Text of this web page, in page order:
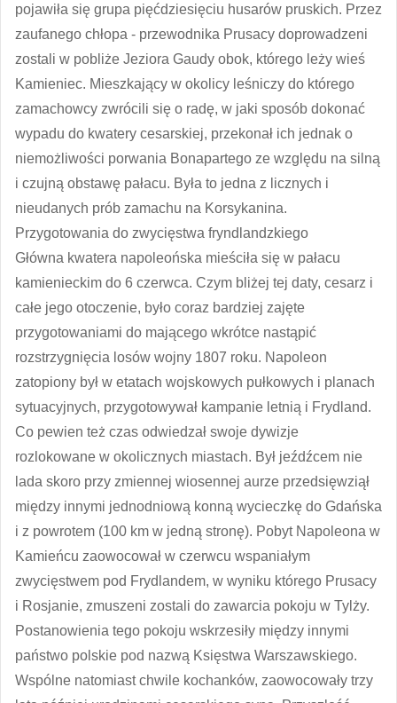
pojawiła się grupa pięćdziesięciu husarów pruskich. Przez
zaufanego chłopa - przewodnika Prusacy doprowadzeni
zostali w pobliże Jeziora Gaudy obok, którego leży wieś
Kamieniec. Mieszkający w okolicy leśniczy do którego
zamachowcy zwrócili się o radę, w jaki sposób dokonać
wypadu do kwatery cesarskiej, przekonał ich jednak o
niemożliwości porwania Bonapartego ze względu na silną
i czujną obstawę pałacu. Była to jedna z licznych i
nieudanych prób zamachu na Korsykanina.
Przygotowania do zwycięstwa fryndlandzkiego
Główna kwatera napoleońska mieściła się w pałacu
kamienieckim do 6 czerwca. Czym bliżej tej daty, cesarz i
całe jego otoczenie, było coraz bardziej zajęte
przygotowaniami do mającego wkrótce nastąpić
rozstrzygnięcia losów wojny 1807 roku. Napoleon
zatopiony był w etatach wojskowych pułkowych i planach
sytuacyjnych, przygotowywał kampanie letnią i Frydland.
Co pewien też czas odwiedzał swoje dywizje
rozlokowane w okolicznych miastach. Był jeźdźcem nie
lada skoro przy zmiennej wiosennej aurze przedsięwziął
między innymi jednodniową konną wycieczkę do Gdańska
i z powrotem (100 km w jedną stronę). Pobyt Napoleona w
Kamieńcu zaowocował w czerwcu wspaniałym
zwycięstwem pod Frydlandem, w wyniku którego Prusacy
i Rosjanie, zmuszeni zostali do zawarcia pokoju w Tylży.
Postanowienia tego pokoju wskrzesiły między innymi
państwo polskie pod nazwą Księstwa Warszawskiego.
Wspólne natomiast chwile kochanków, zaowocowały trzy